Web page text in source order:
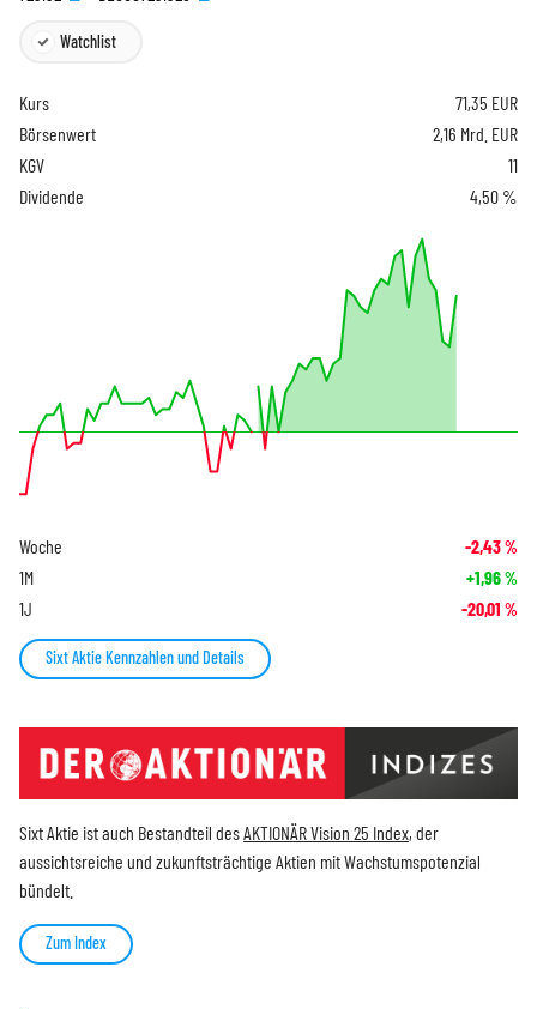
Watchlist
Kurs 71,35 EUR
Börsenwert
2,16 Mrd. EUR
KGV
11
Dividende
4,50 %
Woche -2,43%
1M +1,96%
1J -20,01 %
Sixt Aktie Kennzahlen und Details
Sixt Aktie ist auch Bestandteil desAKTIONÄR Vision 25 Index, der
aussichtsreiche und zukunftsträchtige Aktien mit Wachstumspotenzial
bündelt.
Zum Index